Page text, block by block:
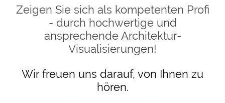
Zeigen Sie sich als kompetenten Profi
- durch hochwertige und
ansprechende Architektur-
Visualisierungen!
Wir freuen uns darauf, von Ihnen zu
hören.